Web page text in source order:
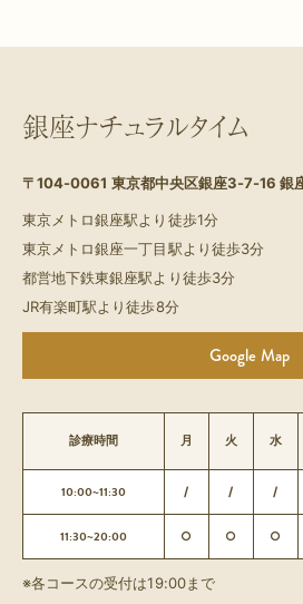
銀座ナチュラルタイム
〒104-0061 東京都中央区銀座3-7-16 銀
東京メトロ銀座駅より徒歩1分
東京メトロ銀座一丁目駅より徒歩3分
都営地下鉄東銀座駅より徒歩3分
JR有楽町駅より徒歩8分
Google Map
診療時間 月 火 水
10:00~11:30 / / /
11:30~20:00 ○ ○ ○
※各コースの受付は19:00まで